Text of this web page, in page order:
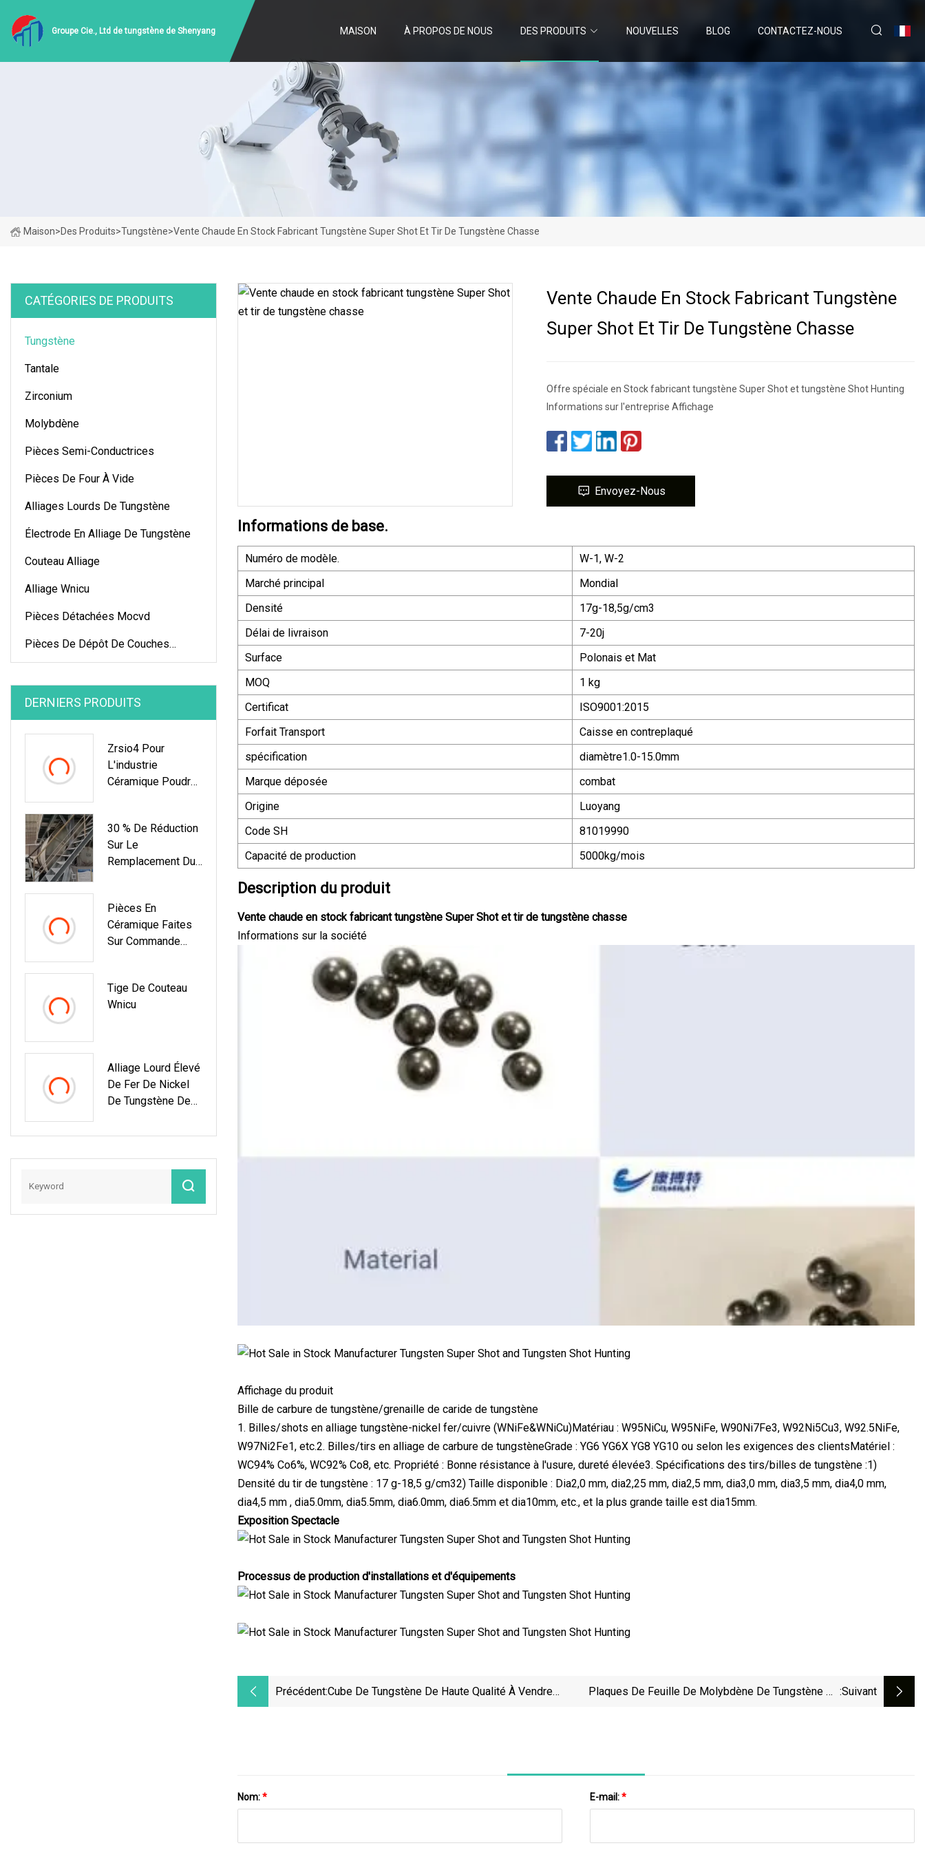
Groupe Cie., Ltd de tungstène de Shenyang MAISON À PROPOS DE NOUS DES PRODUITS NOUVELLES BLOG CONTACTEZ-NOUS
Maison>Des Produits>Tungstène>Vente Chaude En Stock Fabricant Tungstène Super Shot Et Tir De Tungstène Chasse
CATÉGORIES DE PRODUITS
Tungstène
Tantale
Zirconium
Molybdène
Pièces Semi-Conductrices
Pièces De Four À Vide
Alliages Lourds De Tungstène
Électrode En Alliage De Tungstène
Couteau Alliage
Alliage Wnicu
Pièces Détachées Mocvd
Pièces De Dépôt De Couches
Minces
DERNIERS PRODUITS
Zrsio4 Pour
L'industrie
Céramique Poudre
Qualité Supérieure
30 % De Réduction
Sur Le
Remplacement Du
Haute Qualité, À
Faible Coût, Pour
Corps En
Pièces En
Céramique Faites
Sur Commande
Machine
Tige De Couteau
Wnicu
Alliage Lourd Élevé
De Fer De Nickel
De Tungstène De
Ge De Cuivre De
Vente Chaude En Stock Fabricant Tungstène
Super Shot Et Tir De Tungstène Chasse
Offre spéciale en Stock fabricant tungstène Super Shot et tungstène Shot Hunting
Informations sur l'entreprise Affichage
Envoyez-Nous
Informations de base.
Numéro de modèle.
W-1, W-2
Marché principal
Mondial
Densité
17g-18,5g/cm3
Délai de livraison
7-20j
Surface
Polonais et Mat
MOQ
1 kg
Certificat
ISO9001:2015
Forfait Transport
Caisse en contreplaqué
spécification
diamètre1.0-15.0mm
Marque déposée
combat
Origine
Luoyang
Code SH
81019990
Capacité de production
5000kg/mois
Description du produit
Vente chaude en stock fabricant tungstène Super Shot et tir de tungstène chasse
Informations sur la société
Affichage du produit
Bille de carbure de tungstène/grenaille de caride de tungstène
1. Billes/shots en alliage tungstène-nickel fer/cuivre (WNiFe&WNiCu)Matériau : W95NiCu, W95NiFe, W90Ni7Fe3, W92Ni5Cu3, W92.5NiFe,
W97Ni2Fe1, etc.2. Billes/tirs en alliage de carbure de tungstèneGrade : YG6 YG6X YG8 YG10 ou selon les exigences des clientsMatériel :
WC94% Co6%, WC92% Co8, etc. Propriété : Bonne résistance à l'usure, dureté élevée3. Spécifications des tirs/billes de tungstène :1)
Densité du tir de tungstène : 17 g-18,5 g/cm32) Taille disponible : Dia2,0 mm, dia2,25 mm, dia2,5 mm, dia3,0 mm, dia3,5 mm, dia4,0 mm,
dia4,5 mm , dia5.0mm, dia5.5mm, dia6.0mm, dia6.5mm et dia10mm, etc., et la plus grande taille est dia15mm.
Exposition Spectacle
Processus de production d'installations et d'équipements
Précédent:Cube De Tungstène De Haute Qualité À Vendre
Plaques De Feuille De Molybdène De Tungstène De :suivant
Nom:* E-mail:*